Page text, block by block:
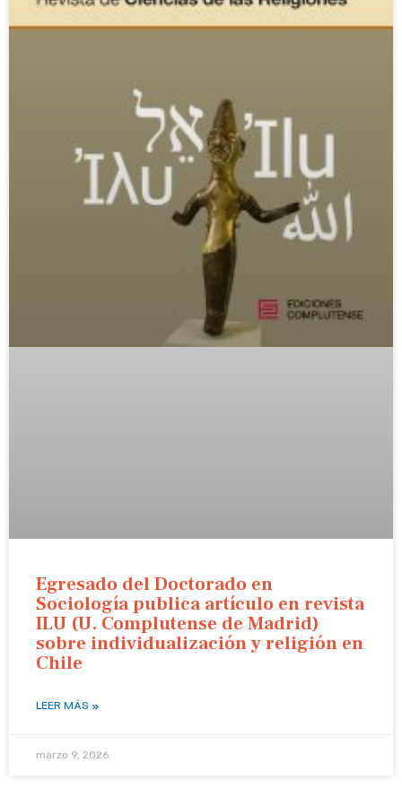
Egresado del Doctorado en
Sociología publica artículo en revista
ILU (U. Complutense de Madrid)
sobre individualización y religión en
Chile
LEER MÁS »
marzo 9, 2026